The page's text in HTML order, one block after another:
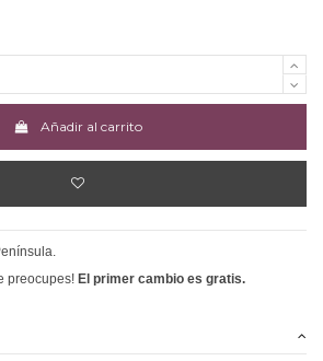
Añadir al carrito
preocupes! El primer cambio es gratis.